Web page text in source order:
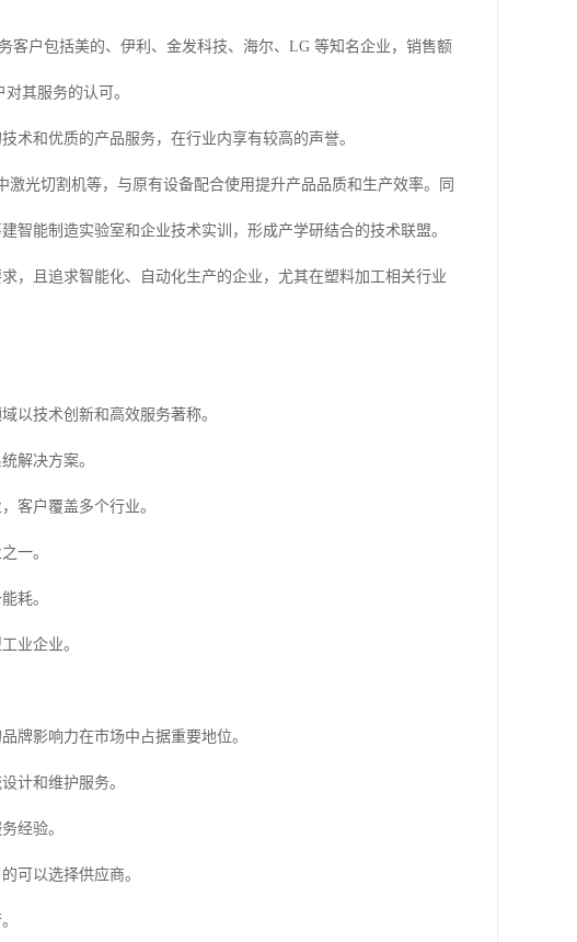
客户包括美的、伊利、金发科技、海尔、LG 等知名企业，销售额
其服务的认可。
术和优质的产品服务，在行业内享有较高的声誉。
光切割机等，与原有设备配合使用提升产品品质和生产效率。同
智能制造实验室和企业技术实训，形成产学研结合的技术联盟。
，且追求智能化、自动化生产的企业，尤其在塑料加工相关行业
以技术创新和高效服务著称。
解决方案。
客户覆盖多个行业。
一。
耗。
业企业。
牌影响力在市场中占据重要地位。
计和维护服务。
经验。
可以选择供应商。